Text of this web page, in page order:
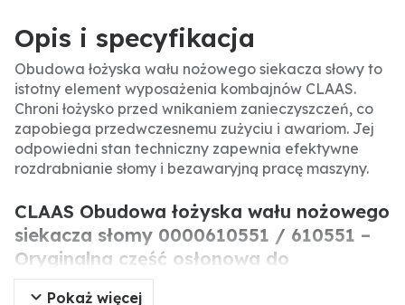
Opis i specyfikacja
Obudowa łożyska wału nożowego siekacza słowy to
istotny element wyposażenia kombajnów CLAAS.
Chroni łożysko przed wnikaniem zanieczyszczeń, co
zapobiega przedwczesnemu zużyciu i awariom. Jej
odpowiedni stan techniczny zapewnia efektywne
rozdrabnianie słomy i bezawaryjną pracę maszyny.
CLAAS Obudowa łożyska wału nożowego
siekacza słomy 0000610551 / 610551 –
Oryginalna część osłonowa do
kombajnów Dominator, Medion, Mega.
Pokaż więcej